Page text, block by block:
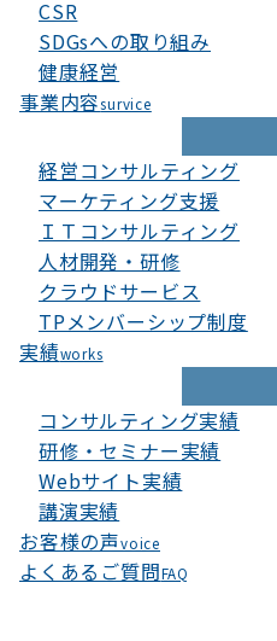
CSR
SDGsへの取り組み
健康経営
事業内容survice
経営コンサルティング
マーケティング支援
ＩＴコンサルティング
人材開発・研修
クラウドサービス
TPメンバーシップ制度
実績works
コンサルティング実績
研修・セミナー実績
Webサイト実績
講演実績
お客様の声voice
よくあるご質問FAQ